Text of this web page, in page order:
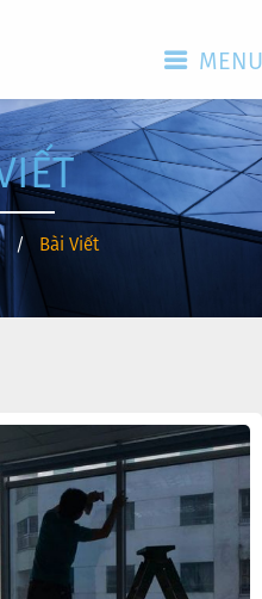
/ Bài Viết
MENU